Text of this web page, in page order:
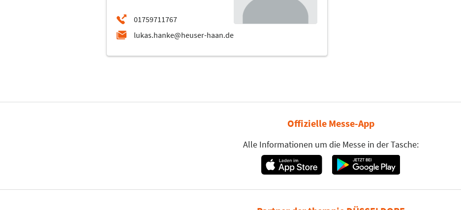
Offizielle Messe-App
Alle Informationen um die Messe in der Tasche: